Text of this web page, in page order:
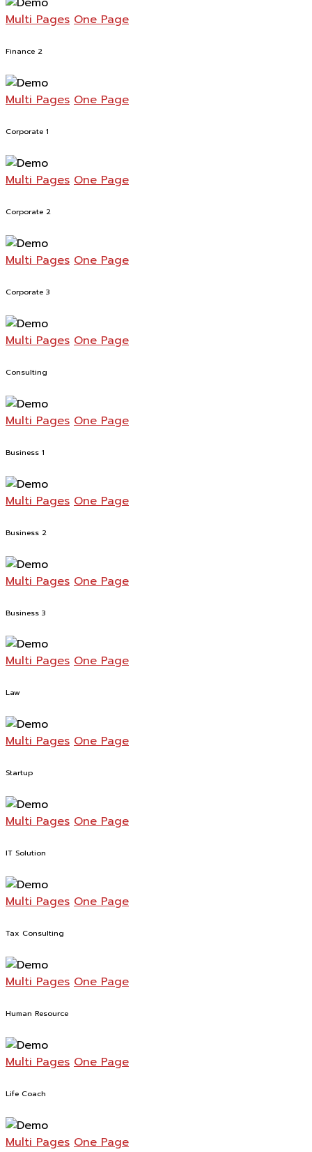
Multi Pages One Page
Finance 2
Multi Pages One Page
Corporate 1
Multi Pages One Page
Corporate 2
Multi Pages One Page
Corporate 3
Multi Pages One Page
Consulting
Multi Pages One Page
Business 1
Multi Pages One Page
Business 2
Multi Pages One Page
Business 3
Multi Pages One Page
Law
Multi Pages One Page
Startup
Multi Pages One Page
IT Solution
Multi Pages One Page
Tax Consulting
Multi Pages One Page
Human Resource
Multi Pages One Page
Life Coach
Multi Pages One Page